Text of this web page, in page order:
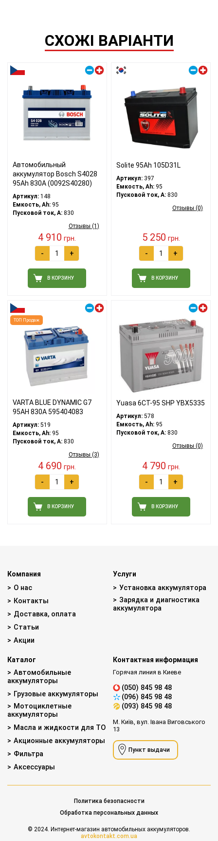
СХОЖІ ВАРІАНТИ
Автомобильный
аккумулятор Bosch S4028
95Ah 830A (0092S40280)
Артикул: 148
Емкость, Ah: 95
Пусковой ток, A: 830
Отзывы (1)
4 910 грн.
- +
В КОРЗИНУ
Solite 95Ah 105D31L
Артикул: 397
Емкость, Ah: 95
Пусковой ток, A: 830
Отзывы (0)
5 250 грн.
- +
В КОРЗИНУ
ТОП Продаж
VARTA BLUE DYNAMIC G7
95АH 830A 595404083
Артикул: 519
Емкость, Ah: 95
Пусковой ток, A: 830
Отзывы (3)
4 690 грн.
- +
В КОРЗИНУ
Yuasa 6СТ-95 SHP YBX5335
Артикул: 578
Емкость, Ah: 95
Пусковой ток, A: 830
Отзывы (0)
4 790 грн.
- +
В КОРЗИНУ
Компания
О нас
Контакты
Доставка, оплата
Статьи
Акции
Услуги
Установка аккумулятора
Зарядка и диагностика
аккумулятора
Каталог
Автомобильные
аккумуляторы
Грузовые аккумуляторы
Мотоциклетные
аккумуляторы
Масла и жидкости для ТО
Акционные аккумуляторы
Фильтра
Аксессуары
Контактная информация
Горячая линия в Киеве
(050) 845 98 48
(096) 845 98 48
(093) 845 98 48
М. Київ, вул. Івана Виговського
13
Пункт выдачи
Политика безопасности
Обработка персональных данных
© 2024. Интернет-магазин автомобильных аккумуляторов.
avtokontakt.com.ua